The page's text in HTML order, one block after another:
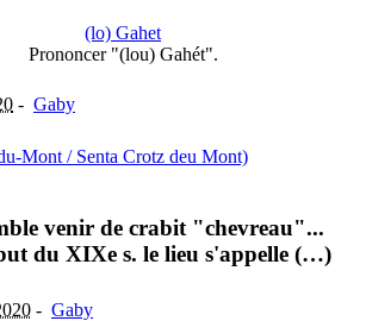
(lo) Gahet
Prononcer "(lou) Gahét".
- Gaby
Mont / Senta Crotz deu Mont)
venir de crabit "chevreau"...
du XIXe s. le lieu s'appelle (…)
- Gaby